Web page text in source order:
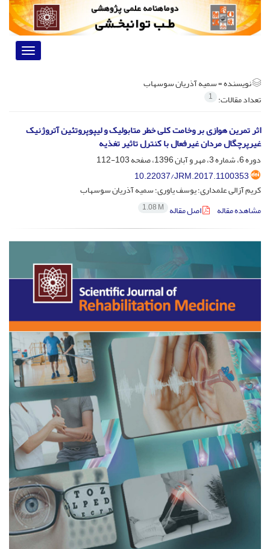
Toggle
نویسنده =سمیه آذریان سوسهاب
تعداد مقالات: 1
اثر تمرین هوازی بر وخامت کلی خطر متابولیک و لیپوپروتئین آتروژنیک
غیرپرچگال مردان غیرفعال با کنترل تاثیر تغذیه
دوره 6، شماره 3، مهر و آبان 1396، صفحه
103-112
10.22037/JRM.2017.1100353
کریم آزالی علمداری؛ یوسف یاوری؛ سمیه آذریان سوسهاب
مشاهده مقاله
اصل مقاله 1.08 M